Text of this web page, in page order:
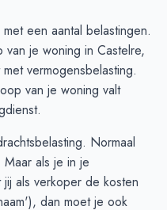
een aantal belastingen.
je woning in Castelre,
vermogensbelasting.
van je woning valt
Normaal
als je in je
als verkoper de kosten
dan moet je ook